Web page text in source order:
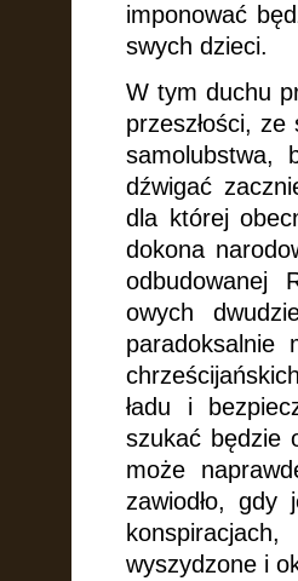
imponować
swych dzieci.
W tym duchu
przeszłości,
samolubstwa,
dźwigać
dla której
dokona
odbudowanej
owych
paradoksalnie
ładu i
szukać będzie
może
zawiodło, gdy
wyszydzone i